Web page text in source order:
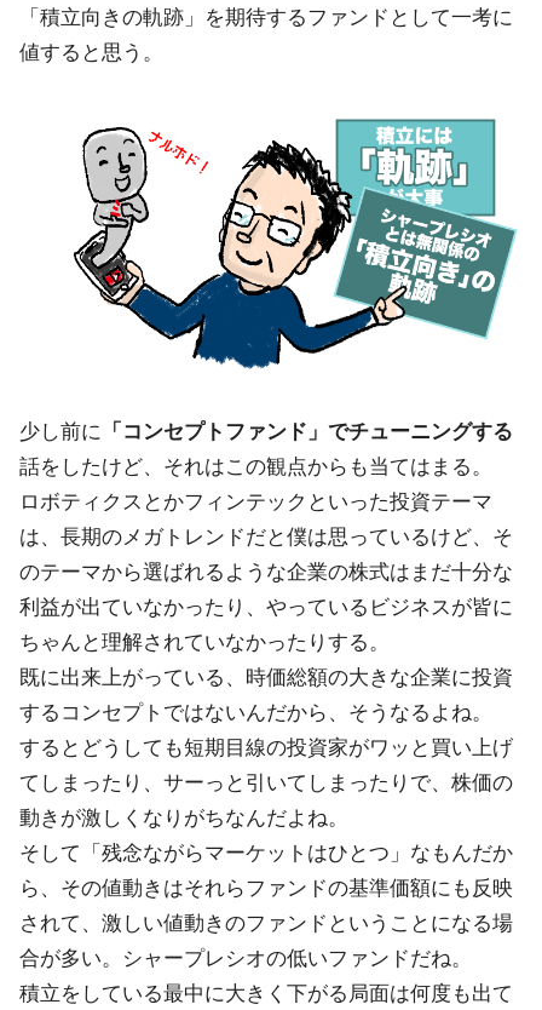
「積立向きの軌跡」を期待するファンドとして一考に
値すると思う。
少し前に 「コンセプトファンド」でチューニングする
話をしたけど、それはこの観点からも当てはまる。
ロボティクスとかフィンテックといった投資テーマ
は、長期のメガトレンドだと僕は思っているけど、そ
のテーマから選ばれるような企業の株式はまだ十分な
利益が出ていなかったり、やっているビジネスが皆に
ちゃんと理解されていなかったりする。
既に出来上がっている、時価総額の大きな企業に投資
するコンセプトではないんだから、そうなるよね。
するとどうしても短期目線の投資家がワッと買い上げ
てしまったり、サーっと引いてしまったりで、株価の
動きが激しくなりがちなんだよね。
そして「残念ながらマーケットはひとつ」なもんだか
ら、その値動きはそれらファンドの基準価額にも反映
されて、激しい値動きのファンドということになる場
合が多い。シャープレシオの低いファンドだね。
積立をしている最中に大きく下がる局面は何度も出て